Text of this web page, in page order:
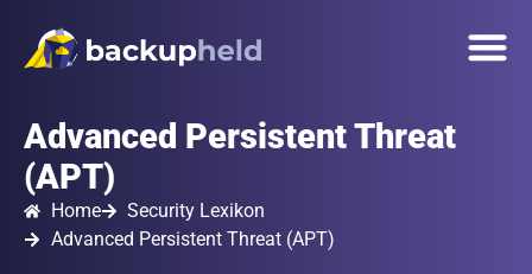
springen
Advanced Persistent Threat
(APT)
Home
Security Lexikon
Advanced Persistent Threat (APT)